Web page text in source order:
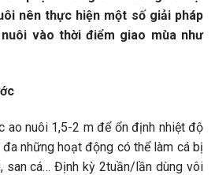
nên thực hiện một số giải pháp
vào thời điểm giao mùa như
ao nuôi 1,5-2 m để ổn định nhiệt độ
những hoạt động có thể làm cá bị
san cá… Định kỳ 2tuần/lần dùng vôi